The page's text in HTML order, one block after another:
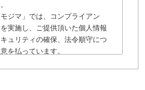
ジマ」では、コンプライアン
実施し、ご提供頂いた個人情報
ュリティの確保、法令順守につ
を払っています。